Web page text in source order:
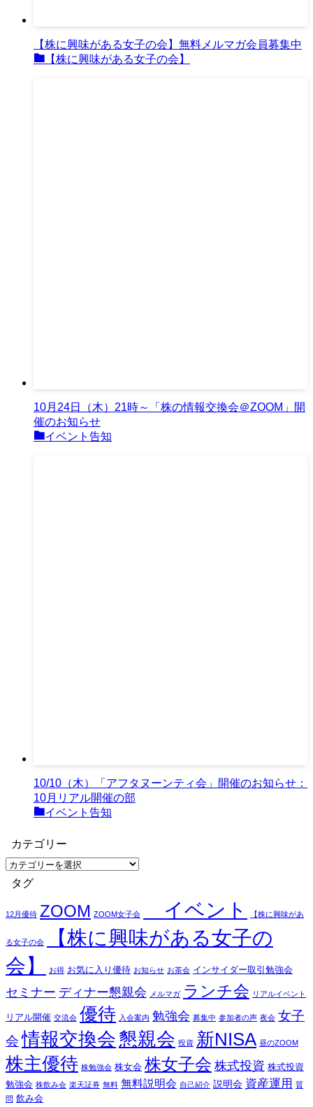
【株に興味がある女子の会】無料メルマガ会員募集中
【株に興味がある女子の会】
10月24日（木）21時～「株の情報交換会＠ZOOM」開
催のお知らせ
イベント告知
10/10（木）「アフタヌーンティ会」開催のお知らせ：
10月リアル開催の部
イベント告知
カテゴリー
カ
テ
ゴ
ー
タグ
12月優待 ZOOM ZOOM女子会 イベント 【株に興味があ
る女子の会
【株に興味がある女子の
会】
お得 お気に入り優待 お知らせ お茶会 インサイダー取引勉強会
セミナー ディナー懇親会 メルマガ ランチ会 リアルイベント
リアル開催 交流会 優待 入会案内 勉強会 募集中 参加者の声 夜会 女子
会 情報交換会 懇親会 投資 新NISA 昼のZOOM
株主優待 株勉強会 株女会 株女子会 株式投資 株式投資
勉強会 株飲み会 楽天証券 無料 無料説明会 自己紹介 説明会 資産運用 質
問 飲み会